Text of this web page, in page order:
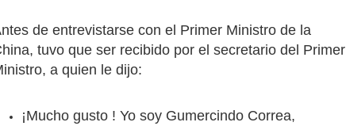
de entrevistarse con el Primer Ministro de la
tuvo que ser recibido por el secretario del Primer
a quien le dijo:
¡Mucho gusto ! Yo soy Gumercindo Correa,